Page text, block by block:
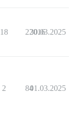
18 22016
30.03.2025
2 8401.03.2025